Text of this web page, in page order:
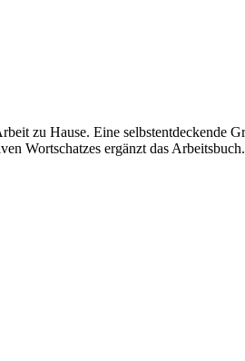
zu Hause. Eine selbstentdeckende
Wortschatzes ergänzt das Arbeitsbuch.